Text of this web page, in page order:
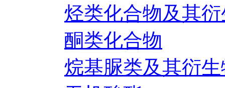
烃类化合物及其
酮类化合物
烷基脲类及其衍